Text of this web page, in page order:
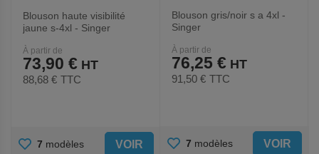
Blouson haute visibilité
jaune s-4xl - Singer
À partir de
73,90 €
88,68 € TTC
AJOUTER
7 modèles VOIR
Blouson gris/noir s a 4xl -
Singer
À partir de
76,25 €
91,50 € TTC
AJOUTER
7 modèles VOIR